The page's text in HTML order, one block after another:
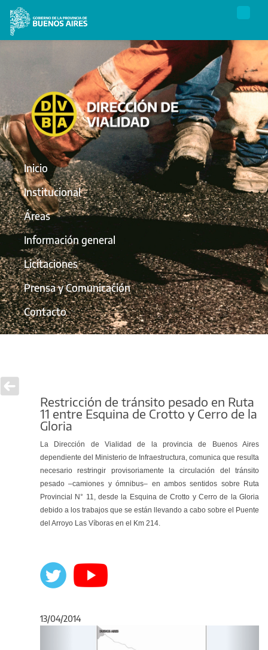
Inicio
Institucional
Áreas
Información general
Licitaciones
Prensa y Comunicación
Contacto
Restricción de tránsito pesado en Ruta
11 entre Esquina de Crotto y Cerro de la
Gloria
La Dirección de Vialidad de la provincia de Buenos Aires
dependiente del Ministerio de Infraestructura, comunica que resulta
necesario restringir provisoriamente la circulación del tránsito
pesado –camiones y ómnibus– en ambos sentidos sobre Ruta
Provincial N° 11, desde la Esquina de Crotto y Cerro de la Gloria
debido a los trabajos que se están llevando a cabo sobre el Puente
del Arroyo Las Víboras en el Km 214.
13/04/2014
Anterior